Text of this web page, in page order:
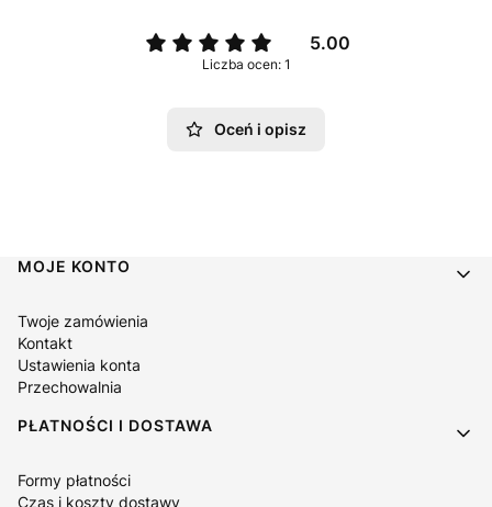
5.00
Liczba ocen: 1
Oceń i opisz
Linki w stopce
MOJE KONTO
Twoje zamówienia
Kontakt
Ustawienia konta
Przechowalnia
PŁATNOŚCI I DOSTAWA
Formy płatności
Czas i koszty dostawy